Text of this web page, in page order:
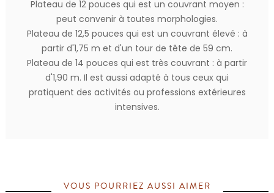
Plateau de 12 pouces qui est un couvrant moyen :
peut convenir à toutes morphologies.
Plateau de 12,5 pouces qui est un couvrant élevé : à
partir d'1,75 m et d'un tour de tête de 59 cm.
Plateau de 14 pouces qui est très couvrant : à partir
d'1,90 m. Il est aussi adapté à tous ceux qui
pratiquent des activités ou professions extérieures
intensives.
VOUS POURRIEZ AUSSI AIMER